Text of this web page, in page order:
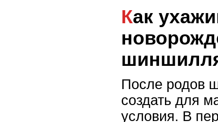
Как ухаживать за
После родов
создать для
условия. В